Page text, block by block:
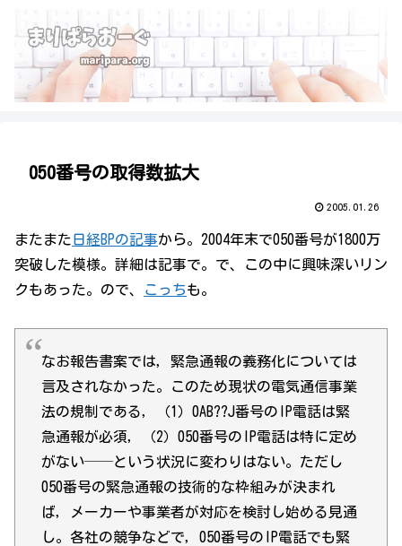
050番号の取得数拡大
2005.01.26
またまた 日経BPの記事から。2004年末で050番号が1800万
突破した模様。詳細は記事で。で、この中に興味深いリン
クもあった。ので、
こっちも。
なお報告書案では，緊急通報の義務化については
言及されなかった。このため現状の電気通信事業
法の規制である，（1）0AB??J番号のIP電話は緊
急通報が必須，（2）050番号のIP電話は特に定め
がない──という状況に変わりはない。ただし
050番号の緊急通報の技術的な枠組みが決まれ
ば，メーカーや事業者が対応を検討し始める見通
し。各社の競争などで，050番号のIP電話でも緊